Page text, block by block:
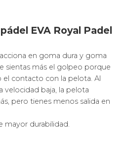
EVA Royal Padel
en goma dura y goma
sientas más el golpeo porque
contacto con la pelota. Al
velocidad baja, la pelota
pero tienes menos salida en
mayor durabilidad.